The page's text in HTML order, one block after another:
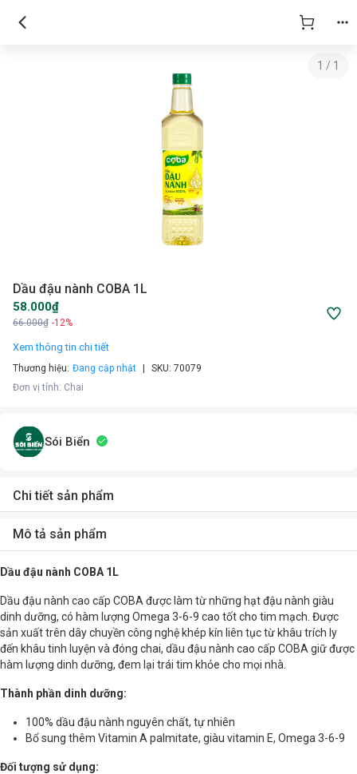
1 / 1
Dầu đậu nành COBA 1L
58.000₫
66.000₫ -12%
Xem thông tin chi tiết
Thương hiệu: Đang cập nhật SKU: 70079
Đơn vị tính: Chai
Sói Biển
Chi tiết sản phẩm
Mô tả sản phẩm
Dầu đậu nành COBA 1L
Dầu đậu nành cao cấp COBA được làm từ những hạt đậu nành giàu
dinh dưỡng, có hàm lượng Omega 3-6-9 cao tốt cho tim mạch. Được
sản xuất trên dây chuyền công nghệ khép kín liên tục từ khâu trích ly
đến khâu tinh luyện và đóng chai, dầu đậu nành cao cấp COBA giữ được
hàm lượng dinh dưỡng, đem lại trái tim khỏe cho mọi nhà.
Thành phần dinh dưỡng:
100% dầu đậu nành nguyên chất, tự nhiên
Bổ sung thêm Vitamin A palmitate, giàu vitamin E, Omega 3-6-9
Đối tượng sử dụng: